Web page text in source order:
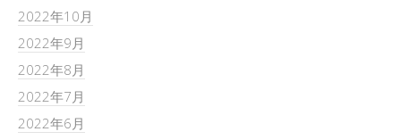
2022年10月
2022年9月
2022年8月
2022年7月
2022年6月